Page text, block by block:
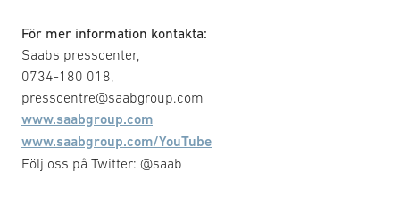
För mer information kontakta:
Saabs presscenter,
0734-180 018,
presscentre@saabgroup.com
www.saabgroup.com
www.saabgroup.com/YouTube
Följ oss på Twitter: @saab